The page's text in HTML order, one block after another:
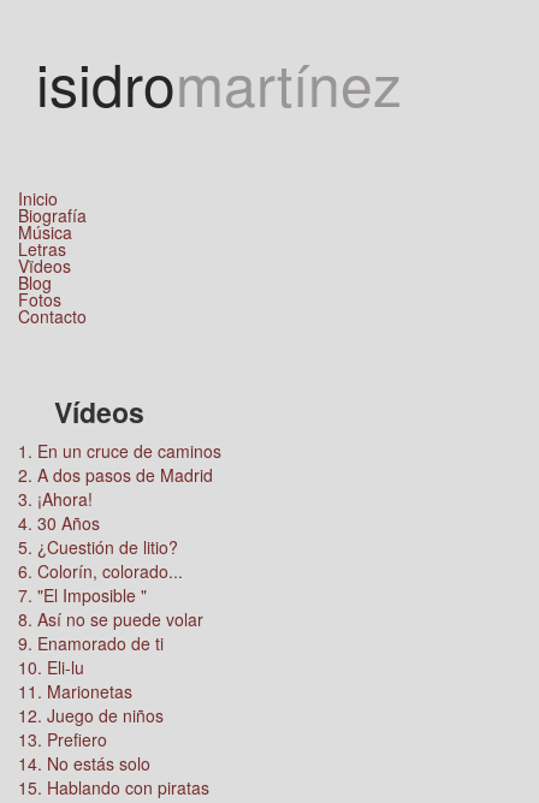
isidromartínez
Inicio
Biografía
Música
Letras
Vïdeos
Blog
Fotos
Contacto
Vídeos
1. En un cruce de caminos
2. A dos pasos de Madrid
3. ¡Ahora!
4. 30 Años
5. ¿Cuestión de litio?
6. Colorín, colorado...
7. "El Imposible "
8. Así no se puede volar
9. Enamorado de ti
10. Eli-lu
11. Marionetas
12. Juego de niños
13. Prefiero
14. No estás solo
15. Hablando con piratas